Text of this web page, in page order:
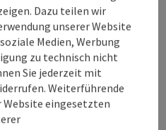
Dazu teilen wir
unserer Website
Medien, Werbung
zu technisch nicht
Sie jederzeit mit
Weiterführende
Website eingesetzten